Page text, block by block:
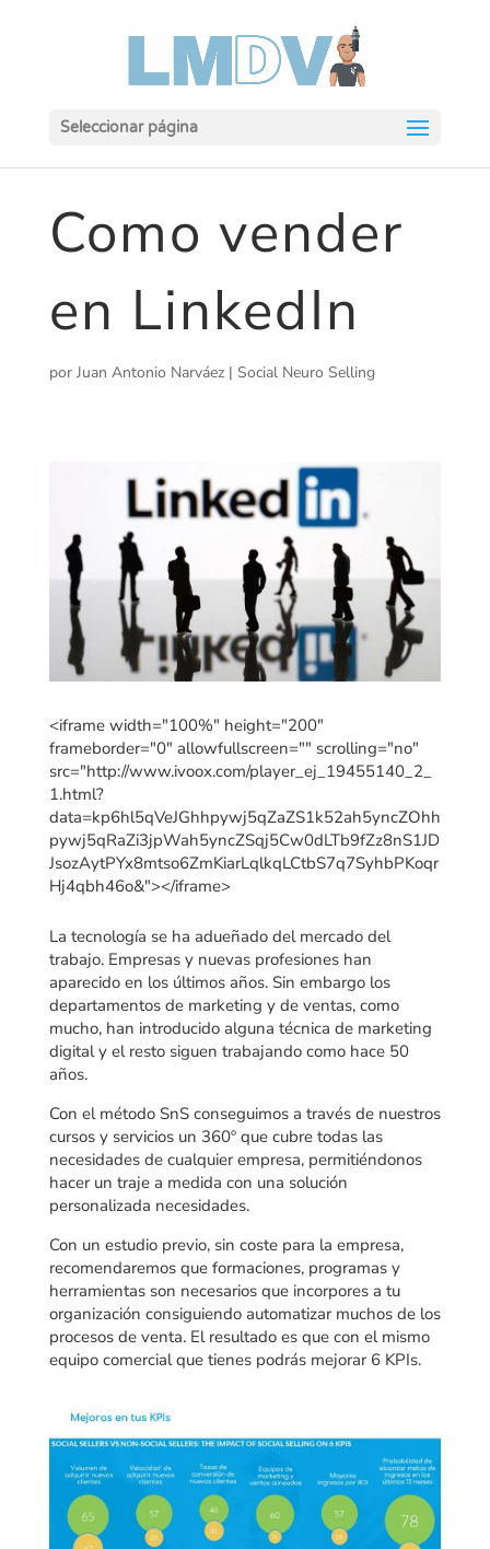
Seleccionar página
Como vender
en LinkedIn
por Juan Antonio Narváez| Social Neuro Selling
<iframe width="100%" height="200"
frameborder="0" allowfullscreen="" scrolling="no"
src="http://www.ivoox.com/player_ej_19455140_2_
1.html?
data=kp6hl5qVeJGhhpywj5qZaZS1k52ah5yncZOhh
pywj5qRaZi3jpWah5yncZSqj5Cw0dLTb9fZz8nS1JD
JsozAytPYx8mtso6ZmKiarLqlkqLCtbS7q7SyhbPKoqr
Hj4qbh46o&"></iframe>
La tecnología se ha adueñado del mercado del
trabajo. Empresas y nuevas profesiones han
aparecido en los últimos años. Sin embargo los
departamentos de marketing y de ventas, como
mucho, han introducido alguna técnica de marketing
digital y el resto siguen trabajando como hace 50
años.
Con el método SnS conseguimos a través de nuestros
cursos y servicios un 360º que cubre todas las
necesidades de cualquier empresa, permitiéndonos
hacer un traje a medida con una solución
personalizada necesidades.
Con un estudio previo, sin coste para la empresa,
recomendaremos que formaciones, programas y
herramientas son necesarios que incorpores a tu
organización consiguiendo automatizar muchos de los
procesos de venta. El resultado es que con el mismo
equipo comercial que tienes podrás mejorar 6 KPIs.